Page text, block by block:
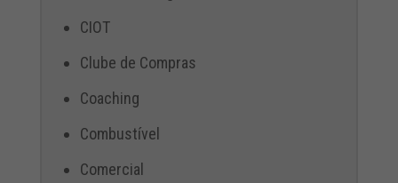
CIOT
Clube de Compras
Coaching
Combustível
Comercial